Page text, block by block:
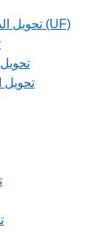
تحويل الدولار الأمريكي إلى الوحدة التشيلية للحساب (UF)
تحويل